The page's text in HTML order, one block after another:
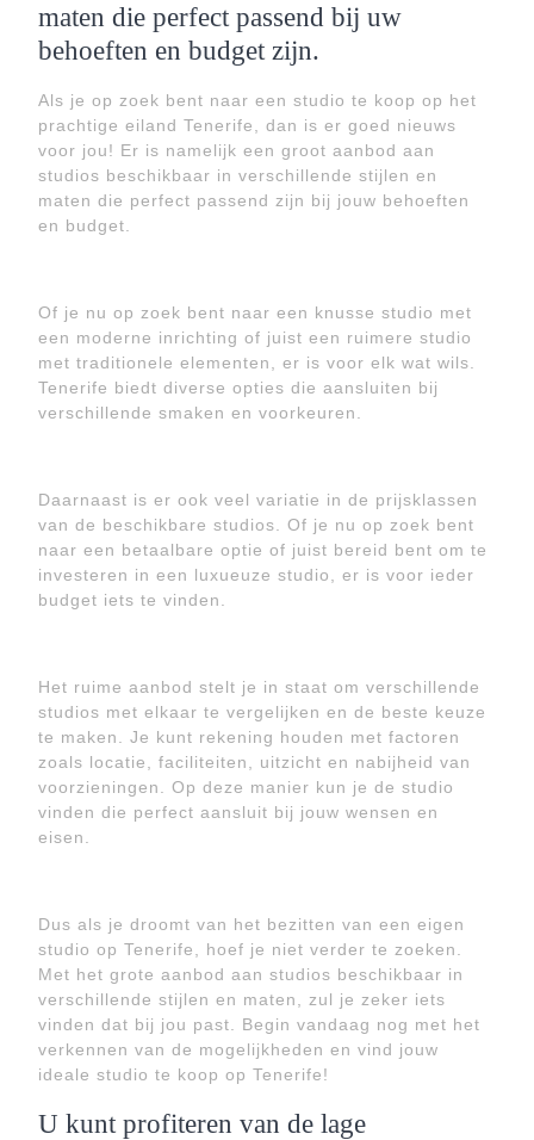
maten die perfect passend bij uw
behoeften en budget zijn.
Als je op zoek bent naar een studio te koop op het
prachtige eiland Tenerife, dan is er goed nieuws
voor jou! Er is namelijk een groot aanbod aan
studios beschikbaar in verschillende stijlen en
maten die perfect passend zijn bij jouw behoeften
en budget.
Of je nu op zoek bent naar een knusse studio met
een moderne inrichting of juist een ruimere studio
met traditionele elementen, er is voor elk wat wils.
Tenerife biedt diverse opties die aansluiten bij
verschillende smaken en voorkeuren.
Daarnaast is er ook veel variatie in de prijsklassen
van de beschikbare studios. Of je nu op zoek bent
naar een betaalbare optie of juist bereid bent om te
investeren in een luxueuze studio, er is voor ieder
budget iets te vinden.
Het ruime aanbod stelt je in staat om verschillende
studios met elkaar te vergelijken en de beste keuze
te maken. Je kunt rekening houden met factoren
zoals locatie, faciliteiten, uitzicht en nabijheid van
voorzieningen. Op deze manier kun je de studio
vinden die perfect aansluit bij jouw wensen en
eisen.
Dus als je droomt van het bezitten van een eigen
studio op Tenerife, hoef je niet verder te zoeken.
Met het grote aanbod aan studios beschikbaar in
verschillende stijlen en maten, zul je zeker iets
vinden dat bij jou past. Begin vandaag nog met het
verkennen van de mogelijkheden en vind jouw
ideale studio te koop op Tenerife!
U kunt profiteren van de lage